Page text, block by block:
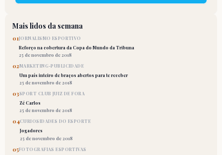
Mais lidos da semana
01JORNALISMO ESPORTIVO
Reforço na cobertura da Copa do Mundo da Tribuna
25 de novembro de 2018
02MARKETING-PUBLICIDADE
Um país inteiro de braços abertos para te receber
25 de novembro de 2018
03SPORT CLUB JUIZ DE FORA
Zé Carlos
25 de novembro de 2018
04CURIOSIDADES DO ESPORTE
Jogadores
25 de novembro de 2018
05FOTOGRAFIAS ESPORTIVAS